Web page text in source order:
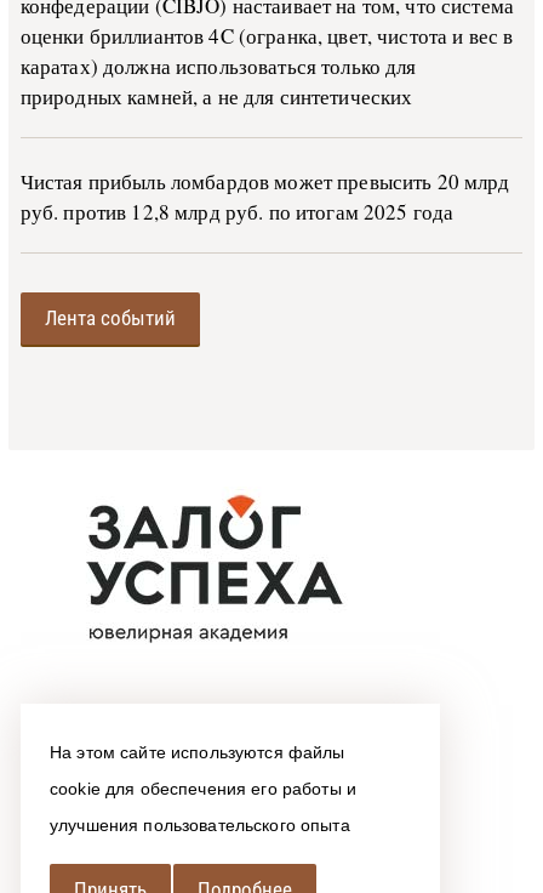
На этом сайте используются файлы
cookie для обеспечения его работы и
улучшения пользовательского опыта
конфедерации (CIBJO) настаивает на том, что система
оценки бриллиантов 4C (огранка, цвет, чистота и вес в
каратах) должна использоваться только для
природных камней, а не для синтетических
Чистая прибыль ломбардов может превысить 20 млрд
руб. против 12,8 млрд руб. по итогам 2025 года
Лента событий